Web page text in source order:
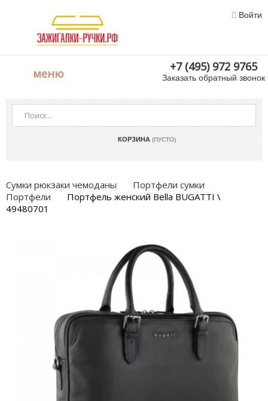
Войти
меню +7 (495) 972 9765
Заказать обратный звонок
КОРЗИНА (ПУСТО)
Сумки рюкзаки чемоданы
Портфели сумки
Портфели
Портфель женский Bella BUGATTI \
49480701